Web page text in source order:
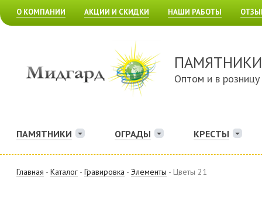
О КОМПАНИИ АКЦИИ И СКИДКИ НАШИ РАБОТЫ
ПАМЯТНИКИ
Оптом и в розницу
ПАМЯТНИКИ ОГРАДЫ КРЕСТЫ
Главная - Каталог - Гравировка - Элементы - Цветы 21